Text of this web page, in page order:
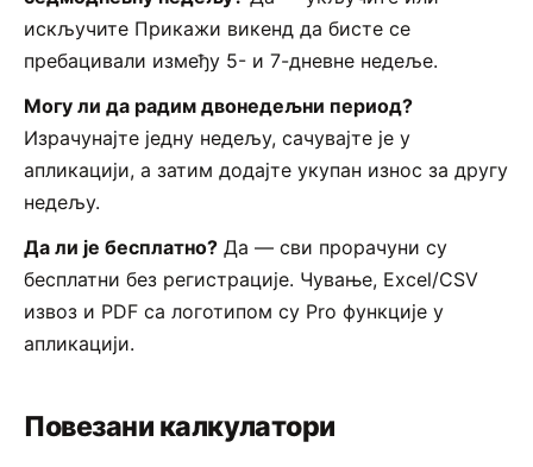
искључите Прикажи викенд да бисте се
пребацивали између 5- и 7-дневне недеље.
Могу ли да радим двонедељни период?
Израчунајте једну недељу, сачувајте је у
апликацији, а затим додајте укупан износ за другу
недељу.
Да ли је бесплатно? Да — сви прорачуни су
бесплатни без регистрације. Чување, Excel/CSV
извоз и PDF са логотипом су Pro функције у
апликацији.
Повезани калкулатори